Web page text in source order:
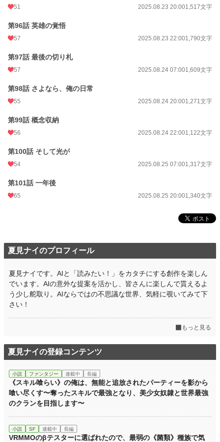
51 2025.08.23 20:001,517文字
第96話 英雄の覚悟
57 2025.08.23 22:001,790文字
第97話 最後の切り札
57 2025.08.24 07:001,609文字
第98話 さよなら、俺の日常
55 2025.08.24 20:001,271文字
第99話 概念収納
56 2025.08.24 22:001,122文字
第100話 そして光が
54 2025.08.25 07:001,317文字
第101話 一年後
65 2025.08.25 20:001,340文字
夏見ナイのプロフィール
夏見ナイです。AIと「読みたい！」をカタチにする創作を楽しん
でいます。AIの意外な提案を活かし、皆さんに楽しんで貰えるよ
う少し舵取り。AIならではの不思議な世界、気軽に覗いてみて下
さい！
もっと見る
夏見ナイの登録コンテンツ
小説 ファンタジー 連載中 長編
《スキル喰らい》の俺は、無能と追放されたパーティーを影から
喰い尽くす〜奪ったスキルで最強となり、美少女奴隷と世界最強
のクランを目指します〜
小説 SF 連載中 長編
VRMMOのβテスターに選ばれたので、最弱の《菌類》種族で気